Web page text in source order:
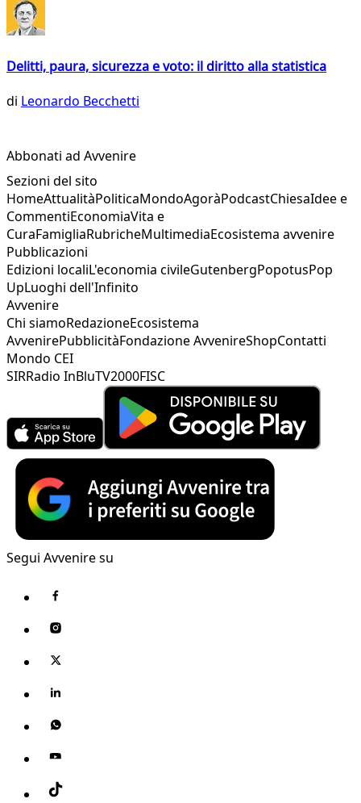
Delitti, paura, sicurezza e voto: il diritto alla statistica
di Leonardo Becchetti
Abbonati ad Avvenire
Sezioni del sito
HomeAttualitàPoliticaMondoAgoràPodcastChiesaIdee e
CommentiEconomiaVita e
CuraFamigliaRubricheMultimediaEcosistema avvenire
Pubblicazioni
Edizioni localiL'economia civileGutenbergPopotusPop
UpLuoghi dell'Infinito
Avvenire
Chi siamoRedazioneEcosistema
AvvenirePubblicitàFondazione AvvenireShopContatti
Mondo CEI
SIRRadio InBluTV2000FISC
Segui Avvenire su